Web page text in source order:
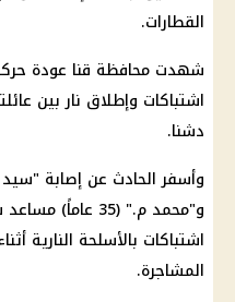
القطارات.
شهدت محافظة قنا عودة
اشتباكات وإطلاق نار بين
دشنا.
و"محمد م." (35
اشتباكات بالأسلحة النارية
المشاجرة.